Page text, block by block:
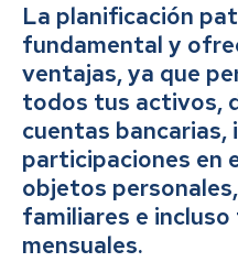
La planificación
fundamental y
ventajas, ya que
todos tus activos,
cuentas bancarias,
participaciones en
objetos
familiares e
mensuales.